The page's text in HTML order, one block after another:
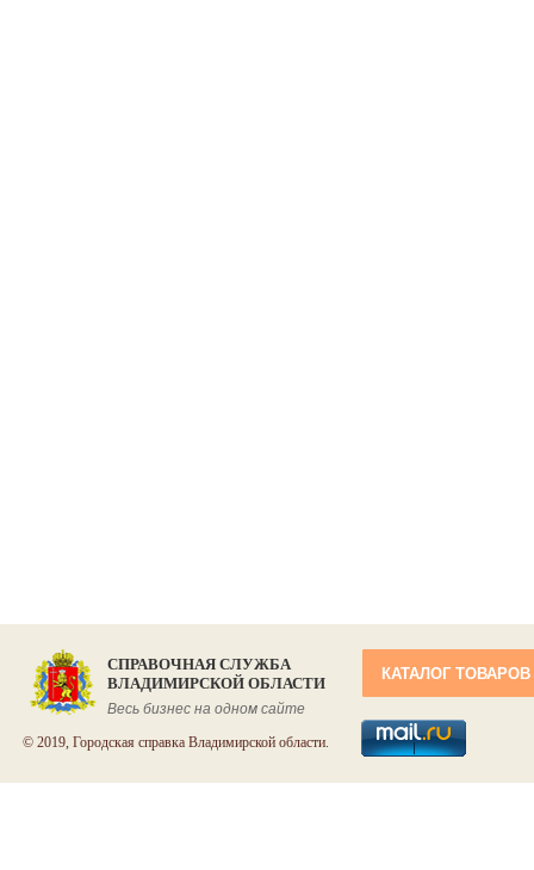
СПРАВОЧНАЯ СЛУЖБА
ВЛАДИМИРСКОЙ ОБЛАСТИ
Весь бизнес на одном сайте
КАТАЛОГ ТОВАРОВ
© 2019, Городская справка Владимирской области.